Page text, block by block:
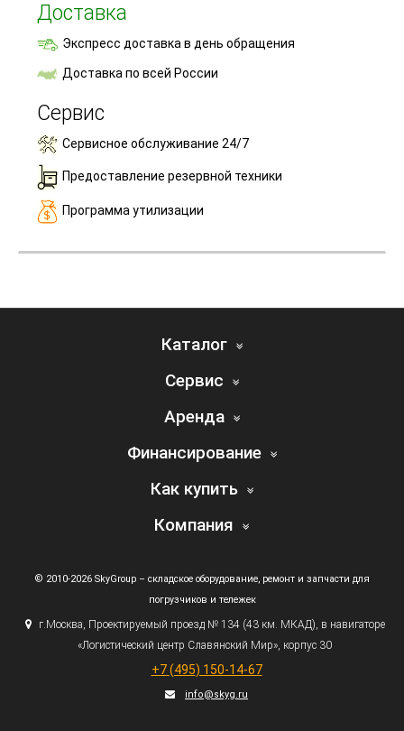
Доставка
Экспресс доставка в день обращения
Доставка по всей России
Сервис
Сервисное обслуживание 24/7
Предоставление резервной техники
Программа утилизации
Каталог
Сервис
Аренда
Финансирование
Как купить
Компания
© 2010-2026 SkyGroup – складское оборудование, ремонт и запчасти для
погрузчиков и тележек
г. Москва, Проектируемый проезд № 134 (43км. МКАД), в навигаторе
«Логистический центр Славянский Мир», корпус 30
+7 (495) 150-14-67
info@skyg.ru